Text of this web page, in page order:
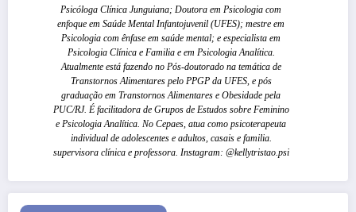
Psicóloga Clínica Junguiana; Doutora em Psicologia com
enfoque em Saúde Mental Infantojuvenil (UFES); mestre em
Psicologia com ênfase em saúde mental; e especialista em
Psicologia Clínica e Familia e em Psicologia Analítica.
Atualmente está fazendo no Pós-doutorado na temática de
Transtornos Alimentares pelo PPGP da UFES, e pós
graduação em Transtornos Alimentares e Obesidade pela
PUC/RJ. É facilitadora de Grupos de Estudos sobre Feminino
e Psicologia Analítica. No Cepaes, atua como psicoterapeuta
individual de adolescentes e adultos, casais e familia.
supervisora clínica e professora. Instagram: @kellytristao.psi